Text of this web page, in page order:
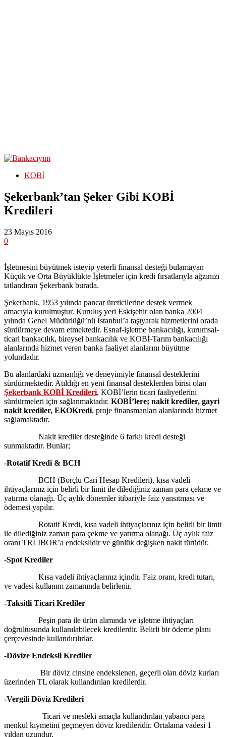
KOBİ
Şekerbank’tan Şeker Gibi KOBİ
Kredileri
23 Mayıs 2016
0
İşletmesini büyütmek isteyip yeterli finansal desteği bulamayan
Küçük ve Orta Büyüklükte İşletmeler için kredi fırsatlarıyla ağzınızı
tatlandıran Şekerbank burada.
Şekerbank, 1953 yılında pancar üreticilerine destek vermek
amacıyla kurulmuştur. Kuruluş yeri Eskişehir olan banka 2004
yılında Genel Müdürlüğü’nü İstanbul’a taşıyarak hizmetlerini orada
sürdürmeye devam etmektedir. Esnaf-işletme bankacılığı, kurumsal-
ticari bankacılık, bireysel bankacılık ve KOBİ-Tarım bankacılığı
alanlarında hizmet veren banka faaliyet alanlarını büyütme
yolundadır.
Bu alanlardaki uzmanlığı ve deneyimiyle finansal desteklerini
sürdürmektedir. Atıldığı en yeni finansal desteklerden birisi olan
Şekerbank KOBİ Kredileri, KOBİ’lerin ticari faaliyetlerini
sürdürmeleri için sağlanmaktadır. KOBİ’lere; nakit krediler, gayri
nakit krediler, EKOKredi, proje finansmanları alanlarında hizmet
sağlamaktadır.
Nakit krediler desteğinde 6 farklı kredi desteği
sunmaktadır. Bunlar;
-Rotatif Kredi & BCH
BCH (Borçlu Cari Hesap Kredileri), kısa vadeli
ihtiyaçlarınız için belirli bir limit ile dilediğiniz zaman para çekme ve
yatırma olanağı. Üç aylık dönemler itibariyle faiz yansıtması ve
ödemesi yapılır.
Rotatif Kredi, kısa vadeli ihtiyaçlarınız için belirli bir limit
ile dilediğiniz zaman para çekme ve yatırma olanağı. Üç aylık faiz
oranı TRLIBOR’a endekslidir ve günlük değişken nakit türüdür.
-Spot Krediler
Kısa vadeli ihtiyaçlarınız içindir. Faiz oranı, kredi tutarı,
ve vadesi kullanım zamanında belirlenir.
-Taksitli Ticari Krediler
Peşin para ile ürün alımında ve işletme ihtiyaçları
doğrultusunda kullanılabilecek kredilerdir. Belirli bir ödeme planı
çerçevesinde kullandırılırlar.
-Dövize Endeksli Krediler
Bir döviz cinsine endekslenen, geçerli olan döviz kurları
üzerinden TL olarak kullandırılan kredilerdir.
-Vergili Döviz Kredileri
Ticari ve mesleki amaçla kullandırılan yabancı para
menkul kıymetini geçmeyen döviz kredileridir. Ortalama vadesi 1
yıldan uzundur.